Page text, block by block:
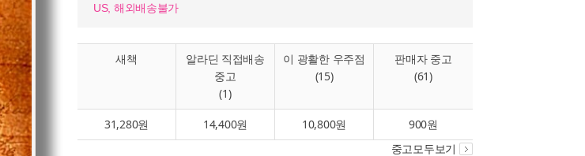
US, 해외배송불가
새책
알라딘 직접배송
중고
(1)
이 광활한 우주점
(15)
판매자 중고
(61)
31,280원 14,400원 10,800원 900원
중고모두보기